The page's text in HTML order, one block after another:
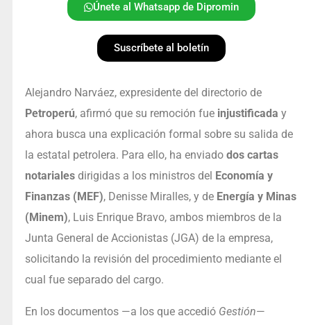
Únete al Whatsapp de Dipromin
Suscríbete al boletín
Alejandro Narváez, expresidente del directorio de
Petroperú, afirmó que su remoción fue injustificada y
ahora busca una explicación formal sobre su salida de
la estatal petrolera. Para ello, ha enviado dos cartas
notarialesdirigidas a los ministros del Economía y
Finanzas (MEF), Denisse Miralles, y de Energía y Minas
(Minem), Luis Enrique Bravo, ambos miembros de la
Junta General de Accionistas (JGA) de la empresa,
solicitando la revisión del procedimiento mediante el
cual fue separado del cargo.
En los documentos —a los que accedió Gestión—